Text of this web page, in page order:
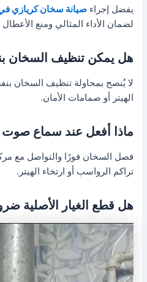
يفضل إجراءصيانة سخان كريازي
لضمان الأداء المثالي ومنع الأعطال
هل يمكن تنظيف السخان
لا يُنصح بمحاولة تنظيف السخان
الهيتر أو صمامات الأمان.
ماذا أفعل عند سماع صوت
فصل السخان فورًا والتواصل مع
تراكم الرواسب أو ارتخاء الهيتر.
هل قطع الغيار الأصلية